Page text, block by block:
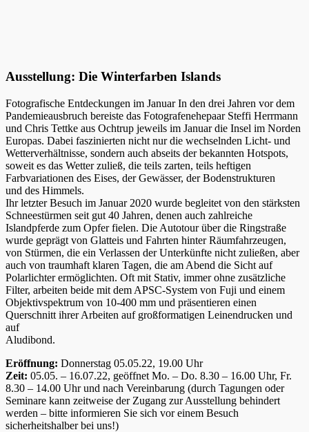
Ausstellung: Die Winterfarben Islands
Fotografische Entdeckungen im Januar In den drei Jahren vor dem
Pandemieausbruch bereiste das Fotografenehepaar Steffi Herrmann
und Chris Tettke aus Ochtrup jeweils im Januar die Insel im Norden
Europas. Dabei faszinierten nicht nur die wechselnden Licht- und
Wetterverhältnisse, sondern auch abseits der bekannten Hotspots,
soweit es das Wetter zuließ, die teils zarten, teils heftigen
Farbvariationen des Eises, der Gewässer, der Bodenstrukturen
und des Himmels.
Ihr letzter Besuch im Januar 2020 wurde begleitet von den stärksten
Schneestürmen seit gut 40 Jahren, denen auch zahlreiche
Islandpferde zum Opfer fielen. Die Autotour über die Ringstraße
wurde geprägt von Glatteis und Fahrten hinter Räumfahrzeugen,
von Stürmen, die ein Verlassen der Unterkünfte nicht zuließen, aber
auch von traumhaft klaren Tagen, die am Abend die Sicht auf
Polarlichter ermöglichten. Oft mit Stativ, immer ohne zusätzliche
Filter, arbeiten beide mit dem APSC-System von Fuji und einem
Objektivspektrum von 10-400 mm und präsentieren einen
Querschnitt ihrer Arbeiten auf großformatigen Leinendrucken und
auf
Aludibond.
Eröffnung: Donnerstag 05.05.22, 19.00 Uhr
Zeit: 05.05. – 16.07.22, geöffnet Mo. – Do. 8.30 – 16.00 Uhr, Fr.
8.30 – 14.00 Uhr und nach Vereinbarung (durch Tagungen oder
Seminare kann zeitweise der Zugang zur Ausstellung behindert
werden – bitte informieren Sie sich vor einem Besuch
sicherheitshalber bei uns!)